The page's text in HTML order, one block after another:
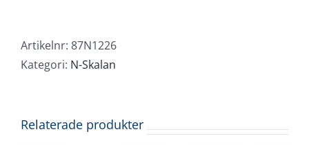
Artikelnr: 87N1226
Kategori: N-Skalan
Relaterade produkter